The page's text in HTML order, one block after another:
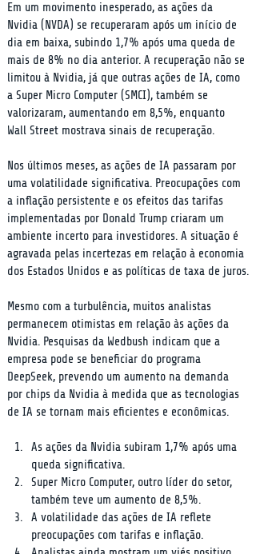
Em um movimento inesperado, as ações da
Nvidia (NVDA) se recuperaram após um início de
dia em baixa, subindo 1,7% após uma queda de
mais de 8% no dia anterior. A recuperação não se
limitou à Nvidia, já que outras ações de IA, como
a Super Micro Computer (SMCI), também se
valorizaram, aumentando em 8,5%, enquanto
Wall Street mostrava sinais de recuperação.
Nos últimos meses, as ações de IA passaram por
uma volatilidade significativa. Preocupações com
a inflação persistente e os efeitos das tarifas
implementadas por Donald Trump criaram um
ambiente incerto para investidores. A situação é
agravada pelas incertezas em relação à economia
dos Estados Unidos e as políticas de taxa de juros.
Mesmo com a turbulência, muitos analistas
permanecem otimistas em relação às ações da
Nvidia. Pesquisas da Wedbush indicam que a
empresa pode se beneficiar do programa
DeepSeek, prevendo um aumento na demanda
por chips da Nvidia à medida que as tecnologias
de IA se tornam mais eficientes e econômicas.
As ações da Nvidia subiram 1,7% após uma
queda significativa.
Super Micro Computer, outro líder do setor,
também teve um aumento de 8,5%.
A volatilidade das ações de IA reflete
preocupações com tarifas e inflação.